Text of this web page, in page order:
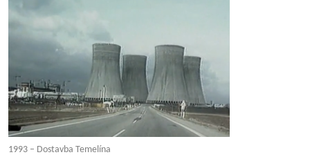
1993 – Dostavba Temelína